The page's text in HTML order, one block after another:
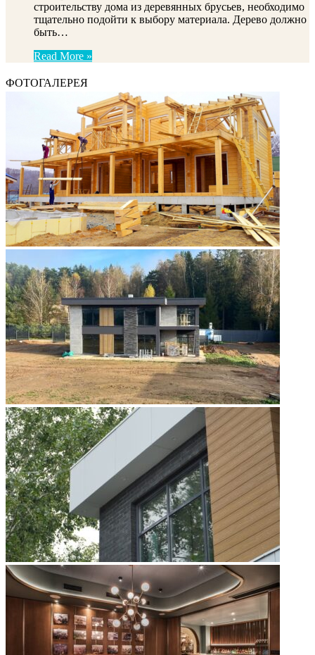
строительству дома из деревянных брусьев, необходимо
тщательно подойти к выбору материала. Дерево должно
быть…
Read More »
ФОТОГАЛЕРЕЯ